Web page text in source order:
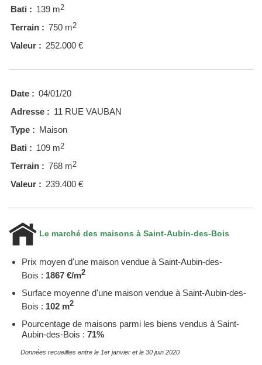
Bati : 139 m2
Terrain : 750 m2
Valeur : 252.000 €
Date : 04/01/20
Adresse : 11 RUE VAUBAN
Type : Maison
Bati : 109 m2
Terrain : 768 m2
Valeur : 239.400 €
Le marché des maisons à Saint-Aubin-des-Bois
Prix moyen d'une maison vendue à Saint-Aubin-des-
Bois : 1867 €/m2
Surface moyenne d'une maison vendue à Saint-Aubin-des-
Bois : 102 m2
Pourcentage de maisons parmi les biens vendus à Saint-
Aubin-des-Bois : 71%
Données recueillies entre le 1er janvier et le 30 juin 2020